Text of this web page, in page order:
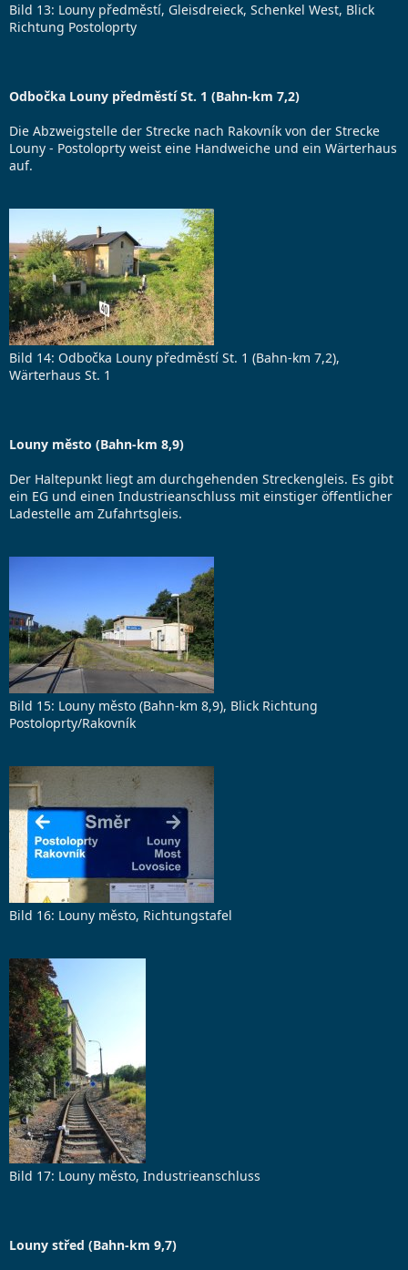
Bild 13: Louny předměstí, Gleisdreieck, Schenkel West, Blick
Richtung Postoloprty
Odbočka Louny předměstí St. 1 (Bahn-km 7,2)
Die Abzweigstelle der Strecke nach Rakovník von der Strecke
Louny - Postoloprty weist eine Handweiche und ein Wärterhaus
auf.
Bild 14: Odbočka Louny předměstí St. 1 (Bahn-km 7,2),
Wärterhaus St. 1
Louny město (Bahn-km 8,9)
Der Haltepunkt liegt am durchgehenden Streckengleis. Es gibt
ein EG und einen Industrieanschluss mit einstiger öffentlicher
Ladestelle am Zufahrtsgleis.
Bild 15: Louny město (Bahn-km 8,9), Blick Richtung
Postoloprty/Rakovník
Bild 16: Louny město, Richtungstafel
Bild 17: Louny město, Industrieanschluss
Louny střed (Bahn-km 9,7)